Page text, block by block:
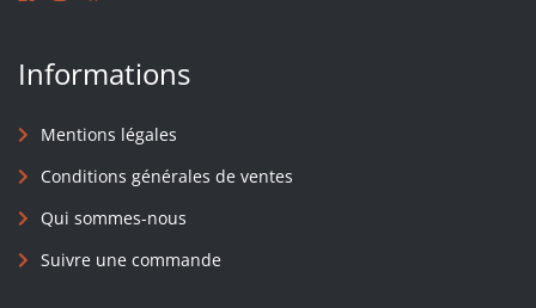
Informations
Mentions légales
Conditions générales de ventes
Qui sommes-nous
Suivre une commande